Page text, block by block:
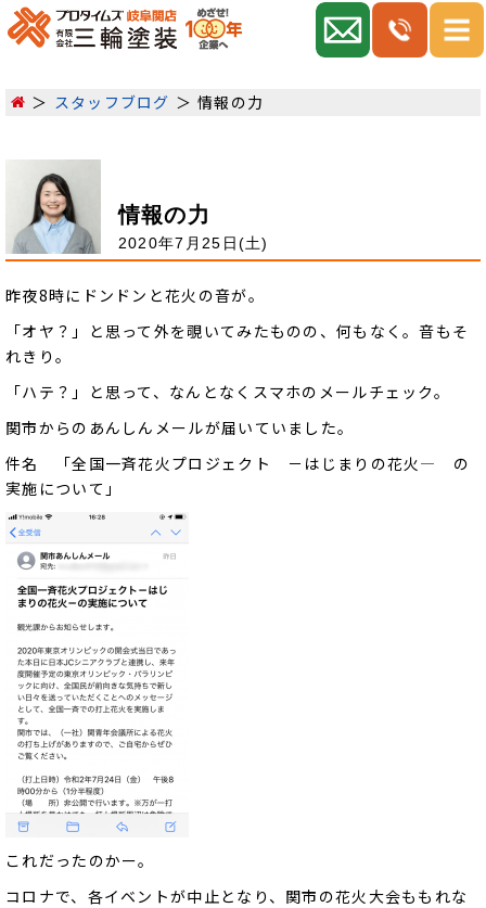
スタッフブログ 情報の力
情報の力
2020年7月25日(土)
昨夜8時にドンドンと花火の音が。
「オヤ？」と思って外を覗いてみたものの、何もなく。音もそ
れきり。
「ハテ？」と思って、なんとなくスマホのメールチェック。
関市からのあんしんメールが届いていました。
件名 「全国一斉花火プロジェクト －はじまりの花火― の
実施について」
これだったのかー。
コロナで、各イベントが中止となり、関市の花火大会ももれな